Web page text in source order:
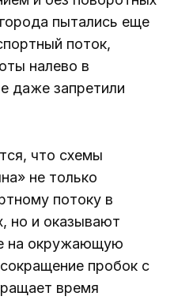
пытались еще
поток,
налево в
даже запретили
что схемы
не только
потоку в
но и оказывают
на окружающую
пробок с
время